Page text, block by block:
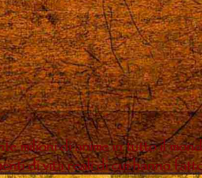
milioni di anime in tutto il
di vita reali di cui hanno